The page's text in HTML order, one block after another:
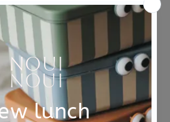
Jellycat knuffel Golden Puppy
Sold Out
JELLYCAT
Jellycat knuffel Jerboa